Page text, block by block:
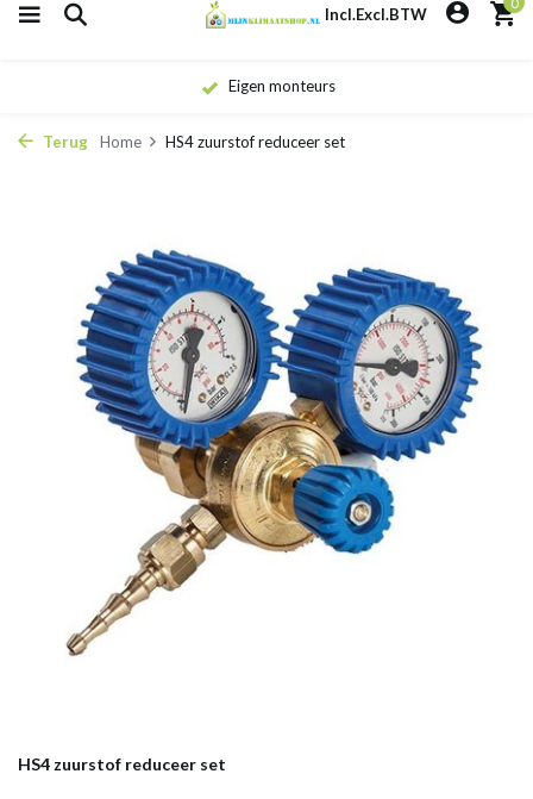
Incl.Excl.BTW
Eigen monteurs
Terug Home HS4 zuurstof reduceer set
HS4 zuurstof reduceer set